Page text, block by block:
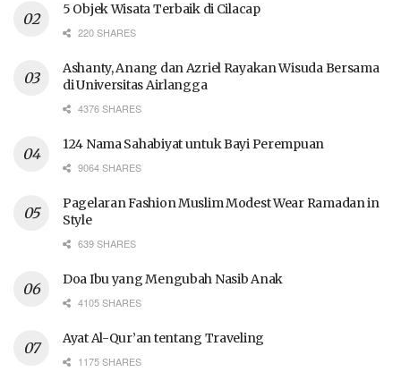
5 Objek Wisata Terbaik di Cilacap
220 SHARES
Ashanty, Anang dan Azriel Rayakan Wisuda Bersama
di Universitas Airlangga
4376 SHARES
124 Nama Sahabiyat untuk Bayi Perempuan
9064 SHARES
Pagelaran Fashion Muslim Modest Wear Ramadan in
Style
639 SHARES
Doa Ibu yang Mengubah Nasib Anak
4105 SHARES
Ayat Al-Qur’an tentang Traveling
1175 SHARES